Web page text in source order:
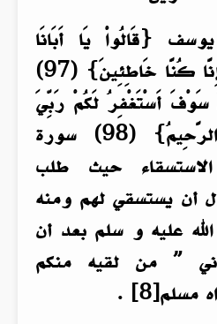
{قَالُواْ يَا أَبَانَا
اسْتَغْفِرْ لَنَا ذُنُوبَنَا إِنَّا كُنَّا خَاطِئِينَ} (97)
أَسْتَغْفِرُ لَكُمْ رَبِّيَ
إِنَّهُ هُوَ الْغَفُورُ الرَّحِيمُ} (98) سورة
حيث طلب
أن يستسقي لهم ومنه
عليه و سلم بعد أن
” من لقيه منكم
.